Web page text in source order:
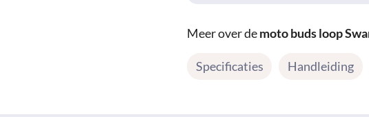
Meer over demoto buds loop
Specificaties Handleiding